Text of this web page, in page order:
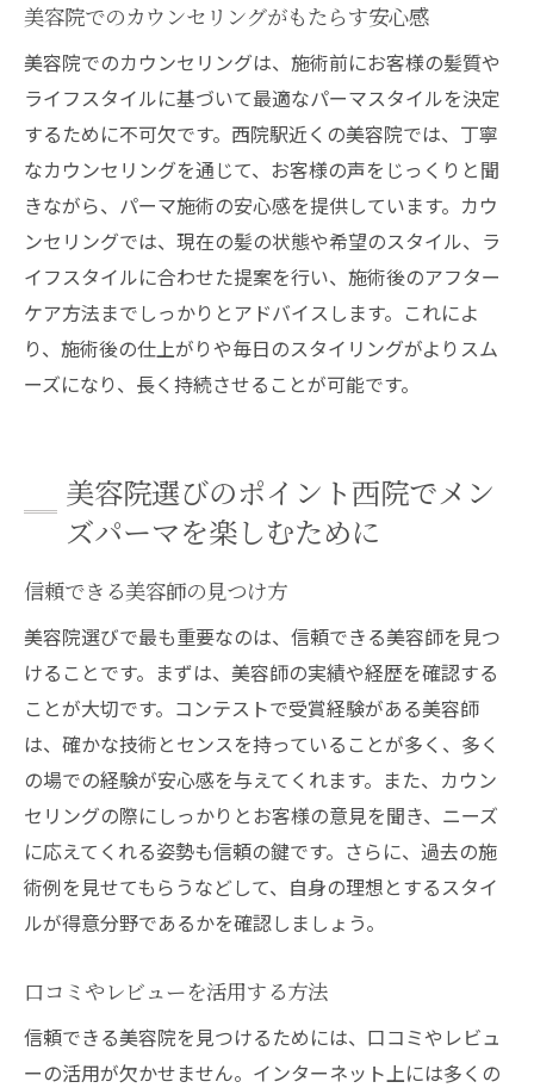
美容院でのカウンセリングがもたらす安心感
美容院でのカウンセリングは、施術前にお客様の髪質や
ライフスタイルに基づいて最適なパーマスタイルを決定
するために不可欠です。西院駅近くの美容院では、丁寧
なカウンセリングを通じて、お客様の声をじっくりと聞
きながら、パーマ施術の安心感を提供しています。カウ
ンセリングでは、現在の髪の状態や希望のスタイル、ラ
イフスタイルに合わせた提案を行い、施術後のアフター
ケア方法までしっかりとアドバイスします。これによ
り、施術後の仕上がりや毎日のスタイリングがよりスム
ーズになり、長く持続させることが可能です。
美容院選びのポイント西院でメン
ズパーマを楽しむために
信頼できる美容師の見つけ方
美容院選びで最も重要なのは、信頼できる美容師を見つ
けることです。まずは、美容師の実績や経歴を確認する
ことが大切です。コンテストで受賞経験がある美容師
は、確かな技術とセンスを持っていることが多く、多く
の場での経験が安心感を与えてくれます。また、カウン
セリングの際にしっかりとお客様の意見を聞き、ニーズ
に応えてくれる姿勢も信頼の鍵です。さらに、過去の施
術例を見せてもらうなどして、自身の理想とするスタイ
ルが得意分野であるかを確認しましょう。
口コミやレビューを活用する方法
信頼できる美容院を見つけるためには、口コミやレビュ
ーの活用が欠かせません。インターネット上には多くの